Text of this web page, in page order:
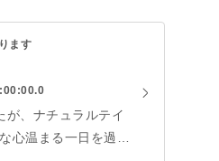
ます
が、ナチュラルテイ
心温まる一日を過ご